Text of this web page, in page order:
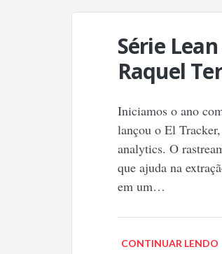
Série
Raquel
Iniciamos o ano
lançou o El
analytics. O
que ajuda na
em um…
CONTINUAR LENDO